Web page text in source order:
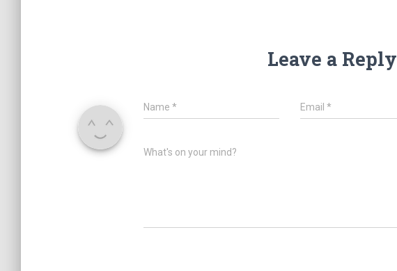
Leave a Reply
Name * Email*
What's on your mind?